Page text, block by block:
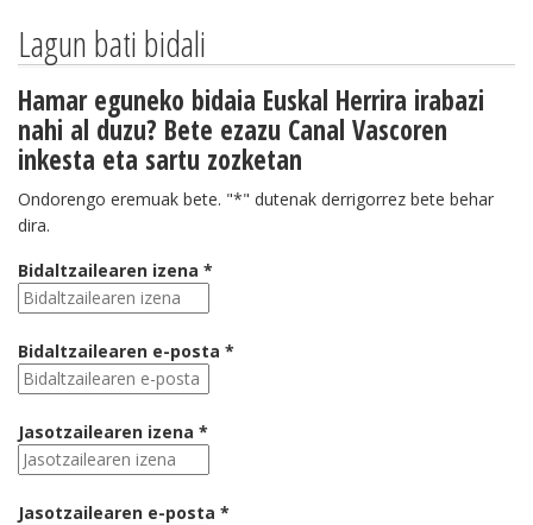
Lagun bati bidali
Hamar eguneko bidaia Euskal Herrira irabazi
nahi al duzu? Bete ezazu Canal Vascoren
inkesta eta sartu zozketan
Ondorengo eremuak bete. "*" dutenak derrigorrez bete behar
dira.
Bidaltzailearen izena *
Bidaltzailearen e-posta *
Jasotzailearen izena *
Jasotzailearen e-posta *